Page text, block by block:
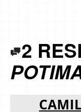
2